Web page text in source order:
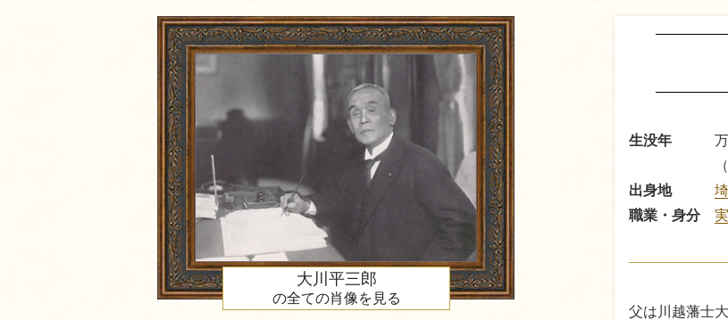
生没年
（
出身地
職業・身分
父は川越藩士大
大川平三郎
の全ての肖像を見る